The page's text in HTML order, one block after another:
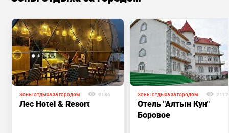
Зоны отдыха за городом 9186
Лес Hotel & Resort
Зоны отдыха за городом 2112
Отель "Алтын Кун"
Боровое